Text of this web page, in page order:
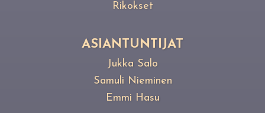
Rikokset
ASIANTUNTIJAT
Jukka Salo
Samuli Nieminen
Emmi Hasu